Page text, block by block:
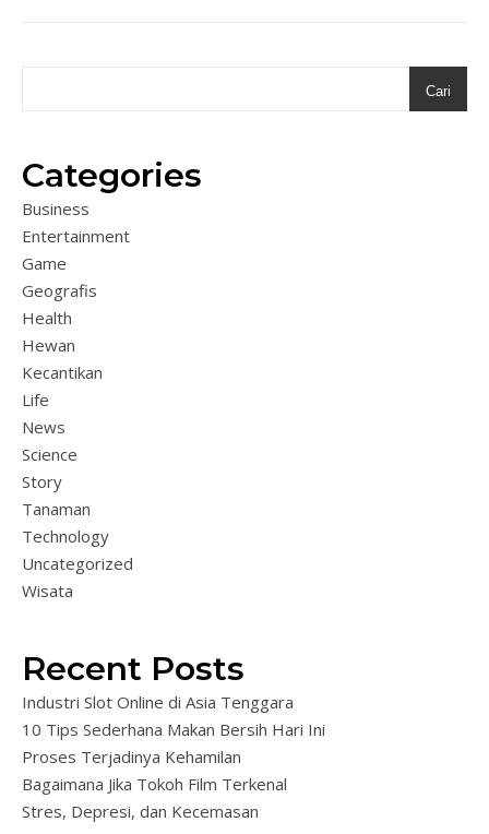
Cari
Categories
Business
Entertainment
Game
Geografis
Health
Hewan
Kecantikan
Life
News
Science
Story
Tanaman
Technology
Uncategorized
Wisata
Recent Posts
Industri Slot Online di Asia Tenggara
10 Tips Sederhana Makan Bersih Hari Ini
Proses Terjadinya Kehamilan
Bagaimana Jika Tokoh Film Terkenal
Stres, Depresi, dan Kecemasan